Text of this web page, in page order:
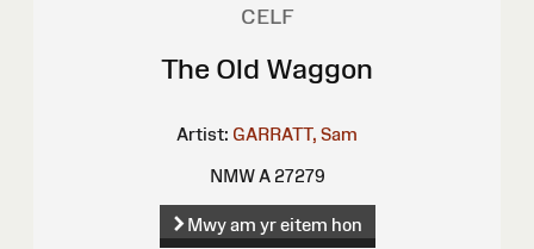
CELF
The Old Waggon
Artist: GARRATT, Sam
NMW A 27279
Mwy am yr eitem hon